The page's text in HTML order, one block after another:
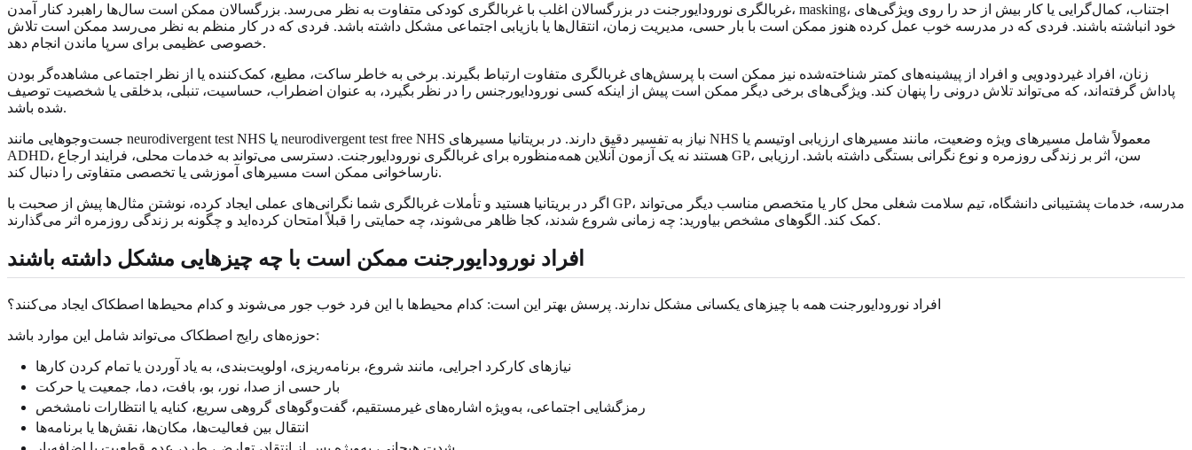
غربالگری نورودایورجنت در بزرگسالان اغلب با غربالگری کودکی متفاوت به نظر می‌رسد. بزرگسالان ممکن است سال‌ها راهبرد کنار آمدن، masking، اجتناب، کمال‌گرایی یا کار بیش از حد را روی ویژگی‌های
خود انباشته باشند. فردی که در مدرسه خوب عمل کرده هنوز ممکن است با بار حسی، مدیریت زمان، انتقال‌ها یا بازیابی اجتماعی مشکل داشته باشد. فردی که در کار منظم به نظر می‌رسد ممکن است تلاش
خصوصی عظیمی برای سرپا ماندن انجام دهد.
زنان، افراد غیردودویی و افراد از پیشینه‌های کمتر شناخته‌شده نیز ممکن است با پرسش‌های غربالگری متفاوت ارتباط بگیرند. برخی به خاطر ساکت، مطیع، کمک‌کننده یا از نظر اجتماعی مشاهده‌گر بودن
پاداش گرفته‌اند، که می‌تواند تلاش درونی را پنهان کند. ویژگی‌های برخی دیگر ممکن است پیش از اینکه کسی نورودایورجنس را در نظر بگیرد، به عنوان اضطراب، حساسیت، تنبلی، بدخلقی یا شخصیت توصیف
شده باشد.
جست‌وجوهایی مانند neurodivergent test NHS یا neurodivergent test free NHS نیاز به تفسیر دقیق دارند. در بریتانیا مسیرهای NHS معمولاً شامل مسیرهای ویژه وضعیت، مانند مسیرهای ارزیابی اوتیسم یا
ADHD، هستند نه یک آزمون آنلاین همه‌منظوره برای غربالگری نورودایورجنت. دسترسی می‌تواند به خدمات محلی، فرایند ارجاع GP، سن، اثر بر زندگی روزمره و نوع نگرانی بستگی داشته باشد. ارزیابی
نارساخوانی ممکن است مسیرهای آموزشی یا تخصصی متفاوتی را دنبال کند.
اگر در بریتانیا هستید و تأملات غربالگری شما نگرانی‌های عملی ایجاد کرده، نوشتن مثال‌ها پیش از صحبت با GP، مدرسه، خدمات پشتیبانی دانشگاه، تیم سلامت شغلی محل کار یا متخصص مناسب دیگر می‌تواند
کمک کند. الگوهای مشخص بیاورید: چه زمانی شروع شدند، کجا ظاهر می‌شوند، چه حمایتی را قبلاً امتحان کرده‌اید و چگونه بر زندگی روزمره اثر می‌گذارند.
افراد نورودایورجنت ممکن است با چه چیزهایی مشکل داشته باشند
افراد نورودایورجنت همه با چیزهای یکسانی مشکل ندارند. پرسش بهتر این است: کدام محیط‌ها با این فرد خوب جور می‌شوند و کدام محیط‌ها اصطکاک ایجاد می‌کنند؟
حوزه‌های رایج اصطکاک می‌تواند شامل این موارد باشد:
نیازهای کارکرد اجرایی، مانند شروع، برنامه‌ریزی، اولویت‌بندی، به یاد آوردن یا تمام کردن کارها
بار حسی از صدا، نور، بو، بافت، دما، جمعیت یا حرکت
رمزگشایی اجتماعی، به‌ویژه اشاره‌های غیرمستقیم، گفت‌وگوهای گروهی سریع، کنایه یا انتظارات نامشخص
انتقال بین فعالیت‌ها، مکان‌ها، نقش‌ها یا برنامه‌ها